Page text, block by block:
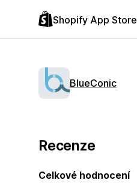
Shopify App Store
BlueConic
Recenze
Celkové hodnocení